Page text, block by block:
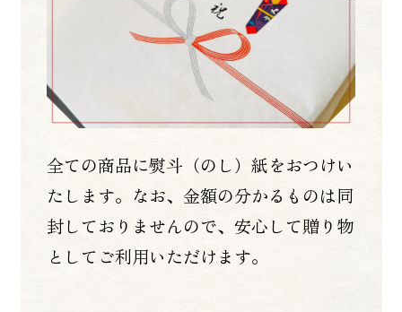
全ての商品に熨斗（のし）紙をおつけい
たします。なお、金額の分かるものは同
封しておりませんので、安心して贈り物
としてご利用いただけます。